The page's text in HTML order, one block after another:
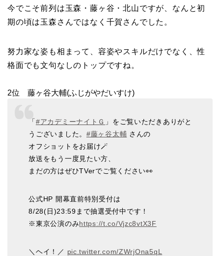
今でこそ前列は玉森・藤ヶ谷・北山ですが、なんと初
期の頃は玉森さんではなく千賀さんでした。
努力家な姿も相まって、容姿やスキルだけでなく、性
格面でも文句なしのトップですね。
2位 藤ヶ谷大輔(ふじがやだいすけ)
「#アカデミーナイトＧ 」をご覧いただきありがと
うございました。 #藤ヶ谷太輔 さんの
オフショットをお届け🪄
放送をもう一度見たい方、
まだの方はぜひTVerでご覧ください👀
公式HP 開幕直前特別受付は
8/28(日)23:59まで抽選受付中です！
※東京公演のみhttps://t.co/Vjzc8vtX3F
＼ヘイ！／ pic.twitter.com/ZWrjOna5qL